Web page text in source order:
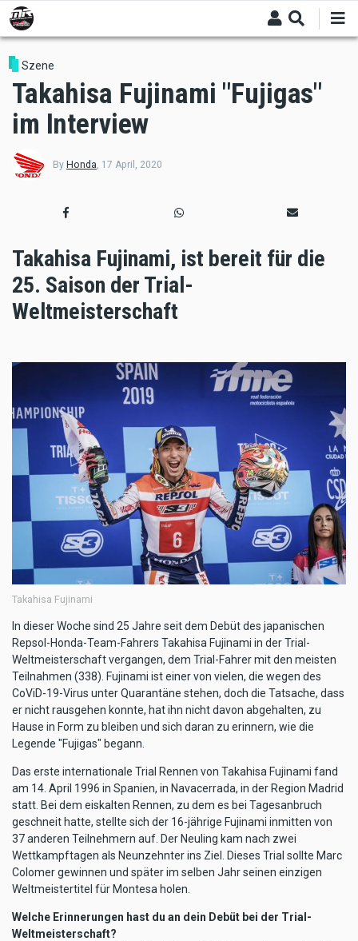
Skip
to
main
content
Szene
Takahisa Fujinami "Fujigas"
im Interview
By Honda 17 April, 2020
Takahisa Fujinami, ist bereit für die
25. Saison der Trial-
Weltmeisterschaft
Takahisa Fujinami
In dieser Woche sind 25 Jahre seit dem Debüt des japanischen
Repsol-Honda-Team-Fahrers Takahisa Fujinami in der Trial-
Weltmeisterschaft vergangen, dem Trial-Fahrer mit den meisten
Teilnahmen (338). Fujinami ist einer von vielen, die wegen des
CoViD-19-Virus unter Quarantäne stehen, doch die Tatsache, dass
er nicht rausgehen konnte, hat ihn nicht davon abgehalten, zu
Hause in Form zu bleiben und sich daran zu erinnern, wie die
Legende "Fujigas" begann.
Das erste internationale Trial Rennen von Takahisa Fujinami fand
am 14. April 1996 in Spanien, in Navacerrada, in der Region Madrid
statt. Bei dem eiskalten Rennen, zu dem es bei Tagesanbruch
geschneit hatte, stellte sich der 16-jährige Fujinami inmitten von
37 anderen Teilnehmern auf. Der Neuling kam nach zwei
Wettkampftagen als Neunzehnter ins Ziel. Dieses Trial sollte Marc
Colomer gewinnen und später im selben Jahr seinen einzigen
Weltmeistertitel für Montesa holen.
Welche Erinnerungen hast du an dein Debüt bei der Trial-
Weltmeisterschaft?